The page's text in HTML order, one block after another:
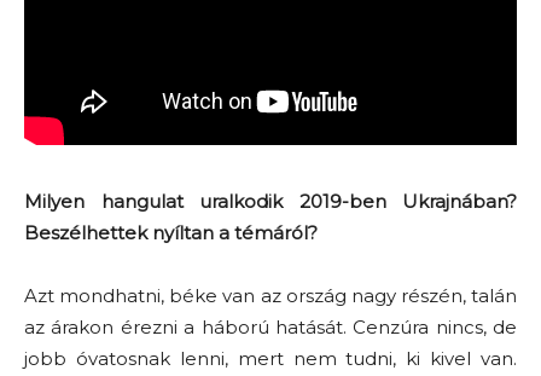
Milyen hangulat uralkodik 2019-ben Ukrajnában?
Beszélhettek nyíltan a témáról?
Azt mondhatni, béke van az ország nagy részén, talán
az árakon érezni a háború hatását. Cenzúra nincs, de
jobb óvatosnak lenni, mert nem tudni, ki kivel van.